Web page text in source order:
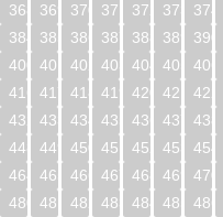
368
369 370 371 372 373 374
384
385 386 387 388 389 390
400
401 402 403 404 405 406
416
417 418 419 420 421 422
432
433 434 435 436 437 438
448
449 450 451 452 453 454
464
465 466 467 468 469 470
480
481 482 483 484 485 486